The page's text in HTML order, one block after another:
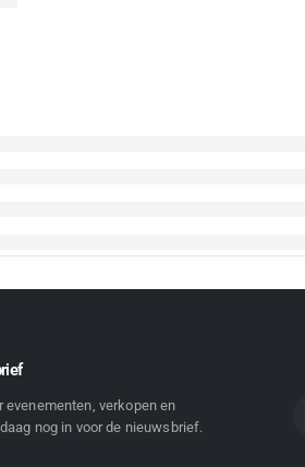
verkopen en
nog in voor de nieuwsbrief.